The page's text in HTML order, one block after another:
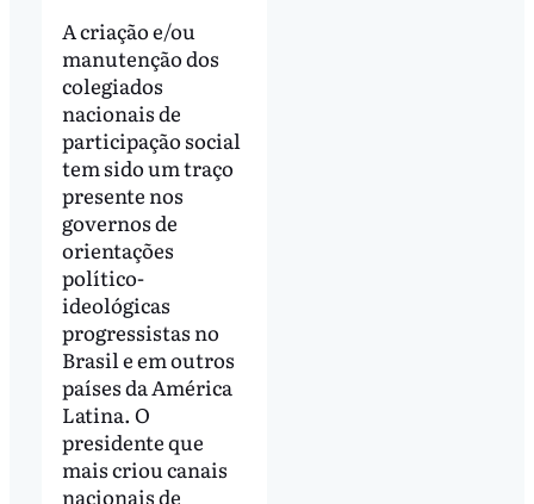
A criação e/ou
manutenção dos
colegiados
nacionais de
participação social
tem sido um traço
presente nos
governos de
orientações
político-
ideológicas
progressistas no
Brasil e em outros
países da América
Latina. O
presidente que
mais criou canais
nacionais de